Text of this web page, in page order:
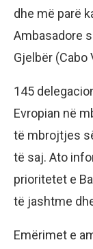
dhe më parë
Ambasadore
Gjelbër (Cabo
145
Evropian në
të mbrojtjes
të saj. Ato
prioritetet e
të jashtme
Emërimet e